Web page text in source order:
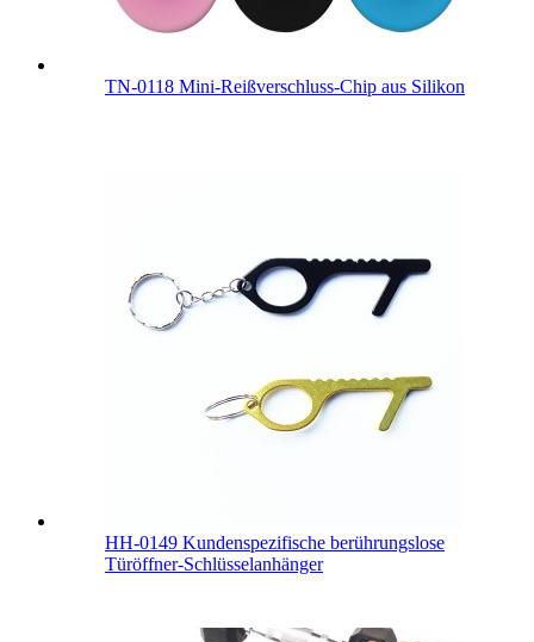
TN-0118 Mini-Reißverschluss-Chip aus Silikon
HH-0149 Kundenspezifische berührungslose
Türöffner-Schlüsselanhänger